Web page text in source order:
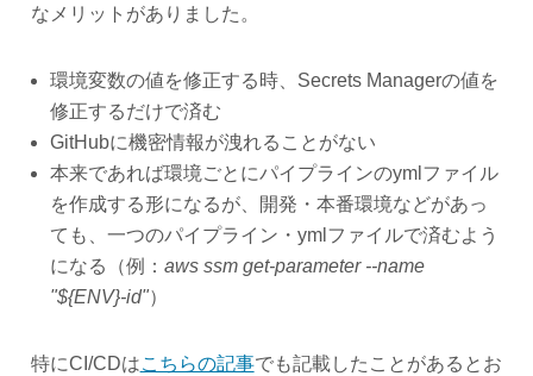
なメリットがありました。
環境変数の値を修正する時、Secrets Managerの値を
修正するだけで済む
GitHubに機密情報が洩れることがない
本来であれば環境ごとにパイプラインのymlファイル
を作成する形になるが、開発・本番環境などがあっ
ても、一つのパイプライン・ymlファイルで済むよう
になる（例： aws ssm get-parameter --name
"${ENV}-id"）
特にCI/CDはこちらの記事でも記載したことがあるとお